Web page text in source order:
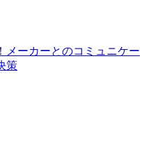
メーカーとのコミュニケー
策